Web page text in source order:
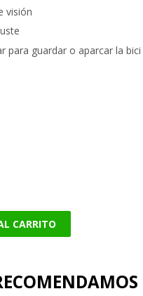
visión
para guardar o aparcar la bici
CARRITO